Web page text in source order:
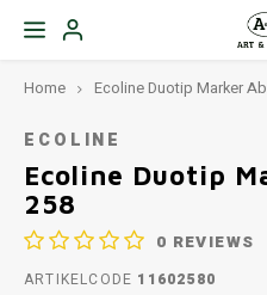
Home Ecoline Duotip Marker
ECOLINE
Ecoline Duotip
258
0 REVIEWS
ARTIKELCODE 11602580